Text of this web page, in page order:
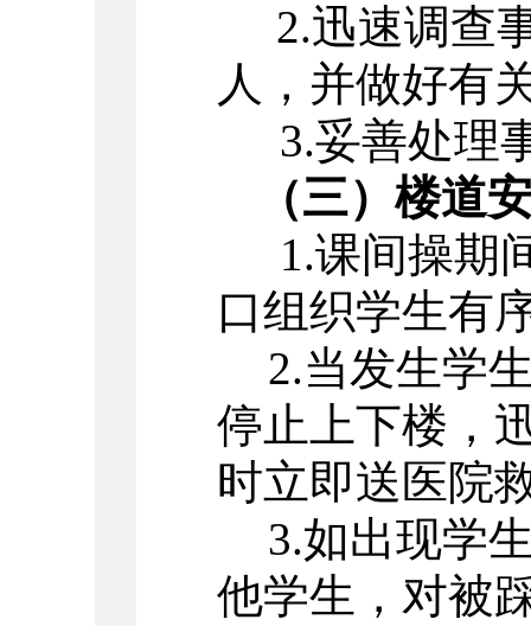
2.迅速调查
人，并做好有
3.妥善处理
（三）楼道
1.课间操期
口组织学生有
2.当发生学
停止上下楼，
时立即送医院
3.如出现学
他学生，对被